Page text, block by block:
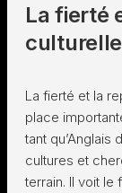
La fierté
culturelle
La fierté et la
place
tant qu’Anglais
cultures et
terrain. Il voit